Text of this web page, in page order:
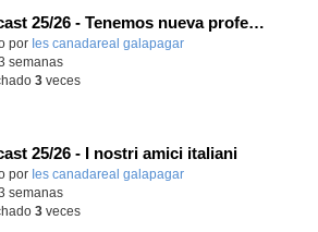
Podcast 25/26 - Tenemos nueva profesora de Griego ¿Conoces a María Eugenia?
por Ies canadareal galapagar-
semanas
3veces
25/26 - I nostri amici italiani
por Ies canadareal galapagar-
semanas
3veces